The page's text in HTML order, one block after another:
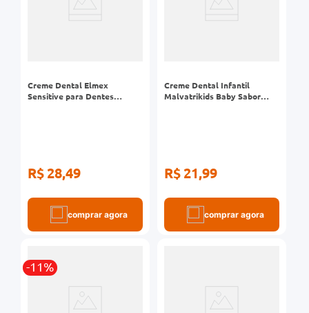
Creme Dental Elmex
Sensitive para Dentes
R$ 28,49
comprar agora
Creme Dental Infantil
Malvatrikids Baby Sabor
R$ 21,99
comprar agora
-11%